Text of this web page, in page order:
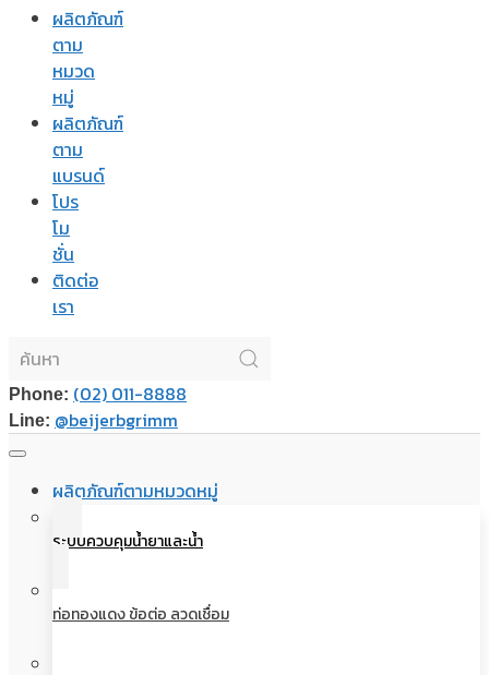
ผลิตภัณฑ์
ตาม
หมวด
หมู่
ผลิตภัณฑ์
ตาม
แบรนด์
โปร
โม
ชั่น
ติดต่อ
เรา
Phone: (02) 011-8888
Line: @beijerbgrimm
ผลิตภัณฑ์ตามหมวดหมู่
ระบบควบคุมน้ำยาและน้ำ
ท่อทองแดง ข้อต่อ ลวดเชื่อม